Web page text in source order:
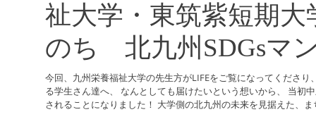
祉大学・東筑紫短期
のち 北九州SDGsマ
の教育事業」
今回、九州栄養福祉大学の先生方がLIFEをご覧になってくださ
る学生さん達へ、 なんとしても届けたいという想いから、 当初
されることになりました！ 大学側の北九州の未来を見据えた、